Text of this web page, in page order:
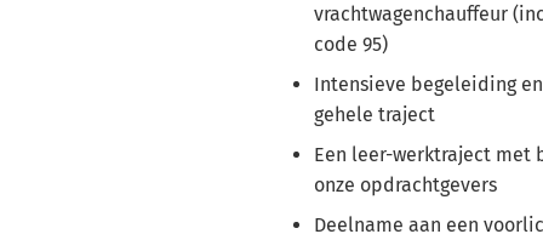
vrachtwagenchauffeur
code 95)
Intensieve begeleiding
gehele traject
Een leer-werktraject met
onze opdrachtgevers
Deelname aan een